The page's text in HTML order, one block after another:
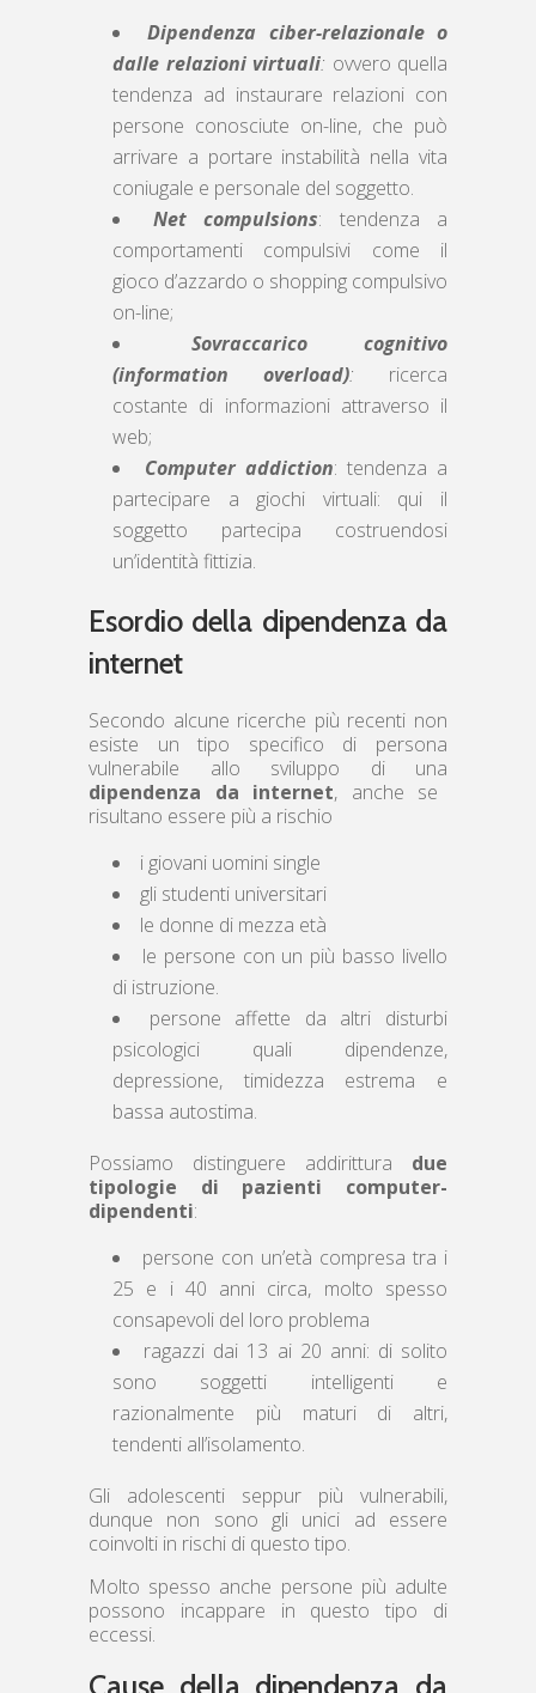
Dipendenza ciber-relazionale o
dalle relazioni virtuali: ovvero quella
tendenza ad instaurare relazioni con
persone conosciute on-line, che può
arrivare a portare instabilità nella vita
coniugale e personale del soggetto.
Net compulsions: tendenza a
comportamenti compulsivi come il
gioco d’azzardo o shopping compulsivo
on-line;
Sovraccarico cognitivo
(information overload): ricerca
costante di informazioni attraverso il
web;
Computer addiction: tendenza a
partecipare a giochi virtuali: qui il
soggetto partecipa costruendosi
un’identità fittizia.
Esordio della dipendenza da
internet
Secondo alcune ricerche più recenti non
esiste un tipo specifico di persona
vulnerabile allo sviluppo di una
dipendenza da internet, anche se
risultano essere più a rischio
i giovani uomini single
gli studenti universitari
le donne di mezza età
le persone con un più basso livello
di istruzione.
persone affette da altri disturbi
psicologici quali dipendenze,
depressione, timidezza estrema e
bassa autostima.
Possiamo distinguere addirittura due
tipologie di pazienti computer-
dipendenti:
persone con un’età compresa tra i
25 e i 40 anni circa, molto spesso
consapevoli del loro problema
ragazzi dai 13 ai 20 anni: di solito
sono soggetti intelligenti e
razionalmente più maturi di altri,
tendenti all’isolamento.
Gli adolescenti seppur più vulnerabili,
dunque non sono gli unici ad essere
coinvolti in rischi di questo tipo.
Molto spesso anche persone più adulte
possono incappare in questo tipo di
eccessi.
Cause della dipendenza da